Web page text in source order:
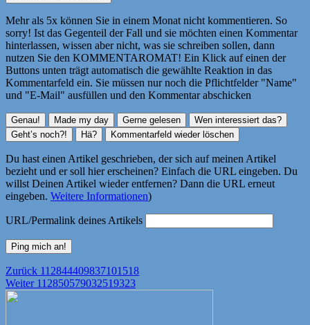
Mehr als 5x können Sie in einem Monat nicht kommentieren. So
sorry! Ist das Gegenteil der Fall und sie möchten einen Kommentar
hinterlassen, wissen aber nicht, was sie schreiben sollen, dann
nutzen Sie den KOMMENTAROMAT! Ein Klick auf einen der
Buttons unten trägt automatisch die gewählte Reaktion in das
Kommentarfeld ein. Sie müssen nur noch die Pflichtfelder "Name"
und "E-Mail" ausfüllen und den Kommentar abschicken
Du hast einen Artikel geschrieben, der sich auf meinen Artikel
bezieht und er soll hier erscheinen? Einfach die URL eingeben. Du
willst Deinen Artikel wieder entfernen? Dann die URL erneut
eingeben. Weitere Informationen)
URL/Permalink deines Artikels
Beitragsnavigation
Zurück Vorheriger
Beitrag:
112844409837101518
Weiter Nächster
112850579032519323